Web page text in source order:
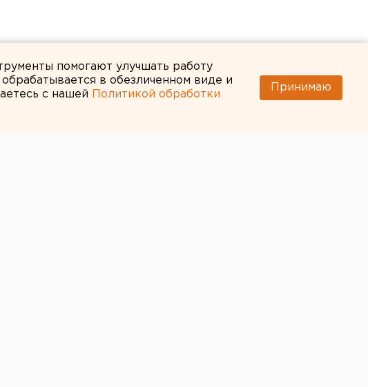
помогают улучшать работу
в обезличенном виде и
с нашей
Политикой обработки
Принимаю